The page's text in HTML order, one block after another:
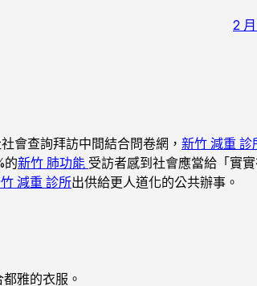
2
會查詢拜訪中間結合問卷網， 新竹 減重 診
的新竹 肺功能 受訪者感到社會應當給「實
減重 診所出供給更人道化的公共辦事。
雅的衣服。